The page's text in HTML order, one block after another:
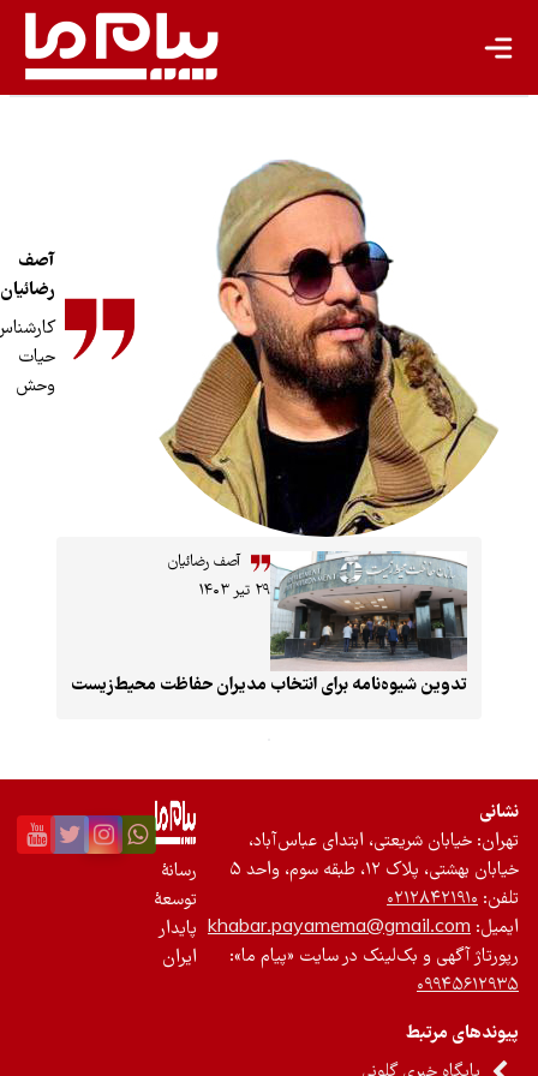
مسئولیت اجتماعی شرکت‌ها
سبک زندگی
جهان پژوهش
یادداشت
تجدیدپذیر
تازه‌ها
باشگاه نویسندگان
آصف
رضائیان
کارشناس
حیات
وحش
آصف رضائیان
۲۹ تیر ۱۴۰۳
تدوین شیوه‌نامه برای انتخاب مدیران حفاظت محیط‌زیست
نشانی
تهران: خیابان شریعتی، ابتدای عباس‌آباد،
خیابان بهشتی، پلاک ۱۲، طبقه سوم، واحد ۵
تلفن:۰۲۱۲۸۴۲۱۹۱۰
ایمیل:khabar.payamema@gmail.com
رپورتاژ آگهی و بک‌لینک در سایت «پیام ما»:
۰۹۹۴۵۶۱۲۹۳۵
پیوندهای مرتبط
رسانۀ
توسعۀ
پایدار
ایران